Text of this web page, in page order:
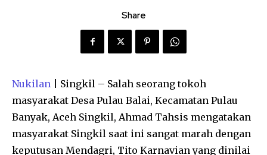
Share
Nukilan | Singkil – Salah seorang tokoh
masyarakat Desa Pulau Balai, Kecamatan Pulau
Banyak, Aceh Singkil, Ahmad Tahsis mengatakan
masyarakat Singkil saat ini sangat marah dengan
keputusan Mendagri, Tito Karnavian yang dinilai